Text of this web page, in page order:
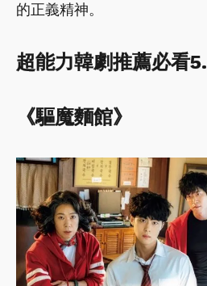
的正義精神。
超能力韓劇推薦必看5.
《驅魔麵館》